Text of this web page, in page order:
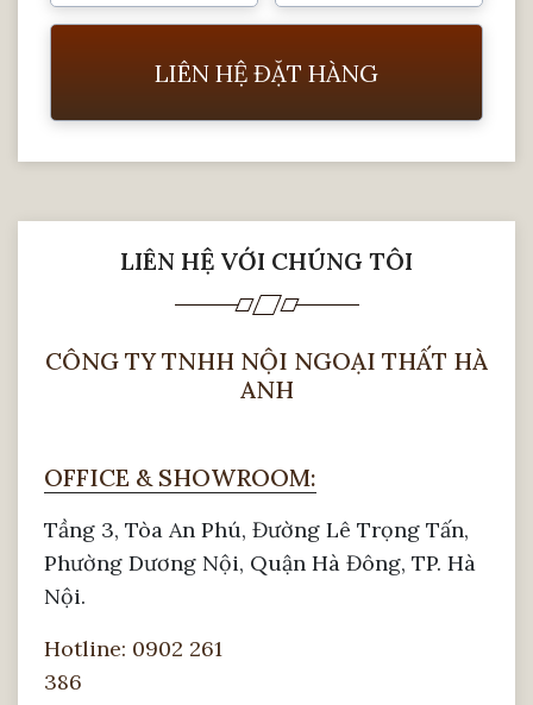
bằng cao su, nệm mút tốt nhằm tạo cảm
giác êm ái, dễ chịu và thoải mái nhất cho
xẹp lún sau thời gian sử dụng.
LIÊN HỆ ĐẶT HÀNG
LIÊN HỆ VỚI CHÚNG TÔI
CÔNG TY TNHH NỘI NGOẠI THẤT HÀ
ANH
OFFICE & SHOWROOM:
Tầng 3, Tòa An Phú, Đường Lê Trọng Tấn,
Phường Dương Nội, Quận Hà Đông, TP. Hà
Nội.
Hotline: 0902 261
386